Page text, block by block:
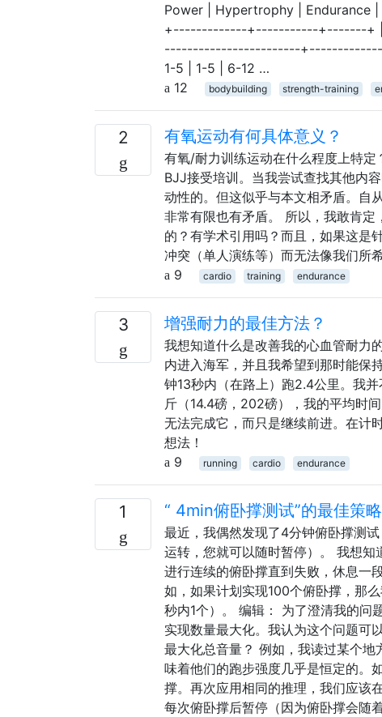
Power | Hypertrophy |
+-------------+-----------+-------+ |
------------------------
1-5 | 1-5 | 6-12 …
12
bodybuilding strength-training
2 有氧运动有何具体意义？
有氧/耐力训练运动在什么程度上特
BJJ接受培训。当我尝试查找其他内
动性的。但这似乎与本文相矛盾。自
非常有限也有矛盾。 所以，我敢肯
的？有学术引用吗？而且，如果这是
冲突（单人演练等）而无法像我们所
9
cardio training endurance
3 增强耐力的最佳方法？
我想知道什么是改善我的心血管耐力
内进入海军，并且我希望到那时能保
钟13秒内（在路上）跑2.4公里。我
斤（14.4磅，202磅），我的平均时
无法完成它，而只是继续前进。在计
想法！
9
running cardio endurance
1 “ 4min俯卧撑测试”的最佳策略
最近，我偶然发现了4分钟俯卧撑测
运转，您就可以随时暂停）。 我想
进行连续的俯卧撑直到失败，休息一
如，如果计划实现100个俯卧撑，那
秒内1个）。 编辑： 为了澄清我的问
实现数量最大化。我认为这个问题可
最大化总音量？ 例如，我读过某个
味着他们的跑步强度几乎是恒定的。
撑。再次应用相同的推理，我们应该
每次俯卧撑后暂停（因为俯卧撑会随